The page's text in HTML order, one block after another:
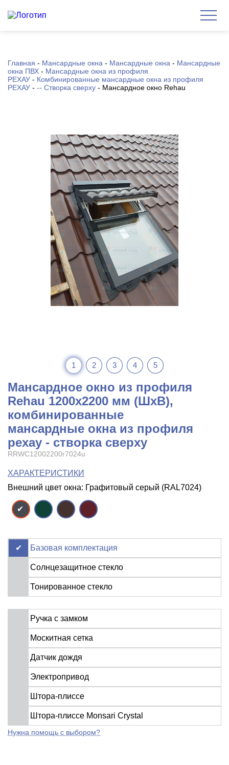
Главная - Мансардные окна - Мансардные окна - Мансардные
окна ПВХ - Мансардные окна из профиля
РЕХАУ - Комбинированные мансардные окна из профиля
РЕХАУ - -- Створка сверху - Мансардное окно Rehau
1 2 3 4 5
Мансардное окно из профиля
Rehau 1200x2200 мм (ШхВ),
комбинированные
мансардные окна из профиля
рехау - створка сверху
RRWC12002200r7024u
ХАРАКТЕРИСТИКИ
Внешний цвет окна: Графитовый серый (RAL7024)
Базовая комплектация
Солнцезащитное стекло
Тонированное стекло
Ручка с замком
Москитная сетка
Датчик дождя
Электропривод
Штора-плиссе
Штора-плиссе Monsari Crystal
Нужна помощь с выбором?